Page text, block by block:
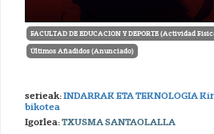
FACULTAD DE EDUCACION Y DEPORTE (Actividad
Últimos Añadidos (Anunciado)
serieak:INDARRAK ETA TEKNOLOGIA
bikotea
Igorlea:TXUSMA SANTAOLALLA